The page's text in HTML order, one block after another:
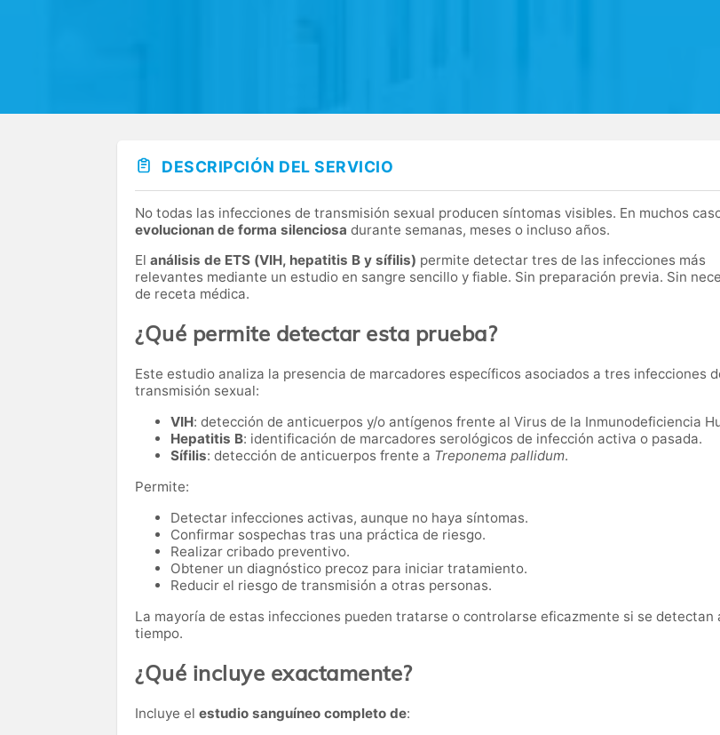
DESCRIPCIÓN DEL SERVICIO
No todas las infecciones de transmisión sexual producen síntomas visibles. En muchos
evolucionan de forma silenciosa durante semanas, meses o incluso años.
El análisis de ETS (VIH, hepatitis B y sífilis) permite detectar tres de las infecciones más
relevantes mediante un estudio en sangre sencillo y fiable. Sin preparación previa. Sin
de receta médica.
¿Qué permite detectar esta prueba?
Este estudio analiza la presencia de marcadores específicos asociados a tres infecciones
transmisión sexual:
VIH: detección de anticuerpos y/o antígenos frente al Virus de la Inmunodeficiencia
Hepatitis B: identificación de marcadores serológicos de infección activa o pasada.
Sífilis: detección de anticuerpos frente a Treponema pallidum.
Permite:
Detectar infecciones activas, aunque no haya síntomas.
Confirmar sospechas tras una práctica de riesgo.
Realizar cribado preventivo.
Obtener un diagnóstico precoz para iniciar tratamiento.
Reducir el riesgo de transmisión a otras personas.
La mayoría de estas infecciones pueden tratarse o controlarse eficazmente si se detectan
tiempo.
¿Qué incluye exactamente?
Incluye el estudio sanguíneo completo de: